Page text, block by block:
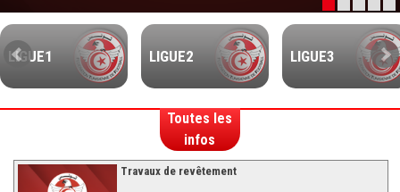
Feuille de match 2016/2017
-Ligue I-
-Ligue II-
LIGUE1 LIGUE2 LIGUE3
Toutes les
infos
Travaux de revêtement